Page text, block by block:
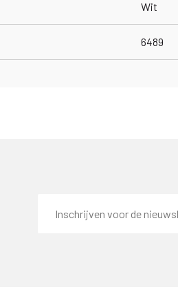
Wit
6489
mailadres